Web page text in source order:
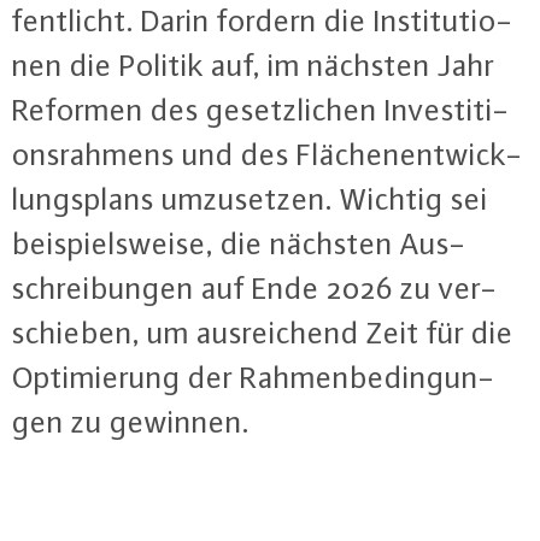
fent­licht. Darin fordern die In­sti­tu­tio­
nen die Politik auf, im nächsten Jahr
Reformen des ge­setz­li­chen In­ves­ti­ti­
ons­rah­mens und des Flä­chen­ent­wick­
lungs­plans um­zu­set­zen. Wichtig sei
bei­spiels­wei­se, die nächsten Aus­
schrei­bun­gen auf Ende 2026 zu ver­
schie­ben, um aus­rei­chend Zeit für die
Op­ti­mie­rung der Rah­men­be­din­gun­
gen zu gewinnen.